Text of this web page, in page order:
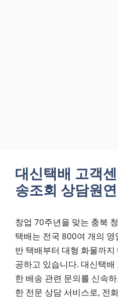
대신택배 고객
송조회 상담원
창업 70주년을 맞는 충북
택배는 전국 800여 개의
반 택배부터 대형 화물까
공하고 있습니다. 대신택
한 배송 관련 문의를 신속
한 전문 상담 서비스로, 전